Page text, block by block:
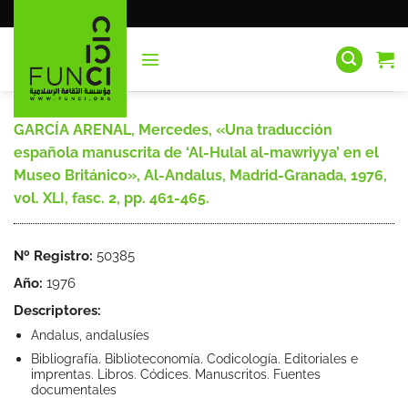
al
GARCÍA ARENAL, Mercedes, «Una traducción
española manuscrita de ‘Al-Hulal al-mawriyya’ en el
Museo Británico», Al-Andalus, Madrid-Granada, 1976,
vol. XLI, fasc. 2, pp. 461-465.
Nº Registro: 50385
Año: 1976
Descriptores:
Andalus, andalusíes
Bibliografía. Biblioteconomía. Codicología. Editoriales e
imprentas. Libros. Códices. Manuscritos. Fuentes
documentales